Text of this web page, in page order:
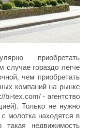
приобретать
случае гораздо легче
чем приобретать
компаний на рынке
bi-tex.com/ - агентство
Только не нужно
молотка находятся в
такая недвижимость